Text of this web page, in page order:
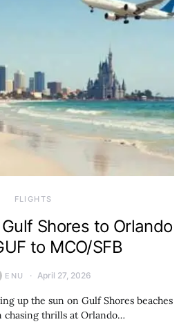
​FLIGHTS
Shores to Orlando
to MCO/SFB
ENU April 27, 2026
up the sun on Gulf Shores beaches
chasing thrills at Orlando…